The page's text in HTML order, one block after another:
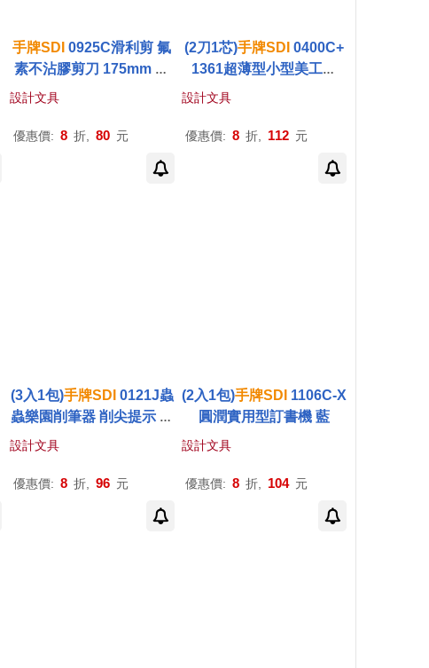
手牌SDI 0925C滑利剪 氟
素不沾膠剪刀 175mm 顏
色隨機出貨
設計文具
優惠價: 8 折, 80 元
(2刀1芯)手牌SDI 0400C+
1361超薄型小型美工刀
設計文具
優惠價: 8 折, 112 元
(3入1包)手牌SDI 0121J蟲
蟲樂園削筆器 削尖提示 顏
設計文具
優惠價: 8 折, 96 元
(2入1包)手牌SDI 1106C-X
圓潤實用型訂書機 藍
設計文具
優惠價: 8 折, 104 元